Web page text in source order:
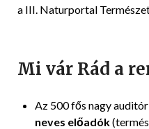
a III. Naturportal
Mi vár Rád a
Az 500 fős nagy
neves előadók